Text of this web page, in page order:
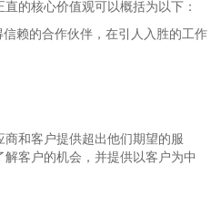
的核心价值观可以概括为以下：
信赖的合作伙伴，在引人入胜的工作
和客户提供超出他们期望的服
客户的机会，并提供以客户为中